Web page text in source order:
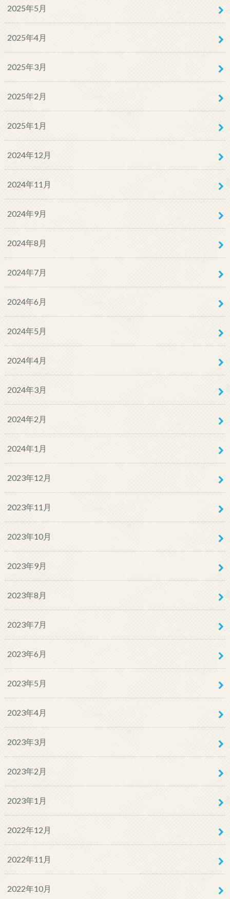
2025年5月
2025年4月
2025年3月
2025年2月
2025年1月
2024年12月
2024年11月
2024年9月
2024年8月
2024年7月
2024年6月
2024年5月
2024年4月
2024年3月
2024年2月
2024年1月
2023年12月
2023年11月
2023年10月
2023年9月
2023年8月
2023年7月
2023年6月
2023年5月
2023年4月
2023年3月
2023年2月
2023年1月
2022年12月
2022年11月
2022年10月